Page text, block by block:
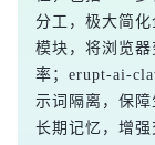
分工，极大简
模块，将浏览
率；erupt-ai-
示词隔离，保
长期记忆，增